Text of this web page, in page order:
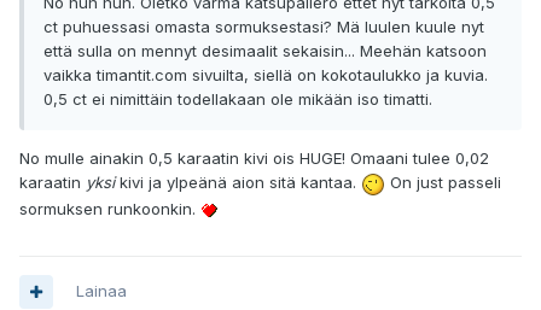
ct puhuessasi omasta sormuksestasi? Mä luulen kuule nyt
että sulla on mennyt desimaalit sekaisin... Meehän katsoon
vaikka timantit.com sivuilta, siellä on kokotaulukko ja kuvia.
0,5 ct ei nimittäin todellakaan ole mikään iso timatti.
No mulle ainakin 0,5 karaatin kivi ois HUGE! Omaani tulee 0,02
karaatin yksikivi ja ylpeänä aion sitä kantaa.
On just passeli
sormuksen runkoonkin.
Lainaa